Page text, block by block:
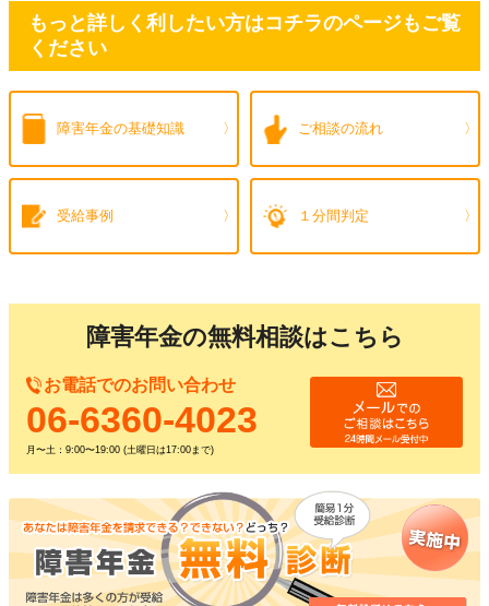
もっと詳しく利したい方はコチラのページもご覧
ください
障害年金の基礎知識 ご相談の流れ
受給事例 １分間判定
障害年金の無料相談はこちら
お電話でのお問い合わせ
06-6360-4023
月〜土：9:00〜19:00 (土曜日は17:00まで)